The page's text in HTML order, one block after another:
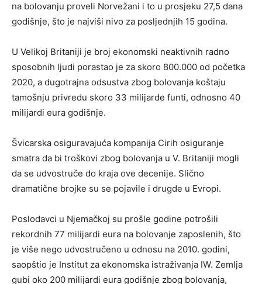
na bolovanju proveli Norvežani i to u prosjeku 27,5 dana
godišnje, što je najviši nivo za posljednjih 15 godina.
U Velikoj Britaniji je broj ekonomski neaktivnih radno
sposobnih ljudi porastao je za skoro 800.000 od početka
2020, a dugotrajna odsustva zbog bolovanja koštaju
tamošnju privredu skoro 33 milijarde funti, odnosno 40
milijardi eura godišnje.
Švicarska osiguravajuća kompanija Cirih osiguranje
smatra da bi troškovi zbog bolovanja u V. Britaniji mogli
da se udvostruče do kraja ove decenije. Slično
dramatične brojke su se pojavile i drugde u Evropi.
Poslodavci u Njemačkoj su prošle godine potrošili
rekordnih 77 milijardi eura na bolovanje zaposlenih, što
je više nego udvostručeno u odnosu na 2010. godini,
saopštio je Institut za ekonomska istraživanja IW. Zemlja
gubi oko 200 milijardi eura godišnje zbog bolovanja,